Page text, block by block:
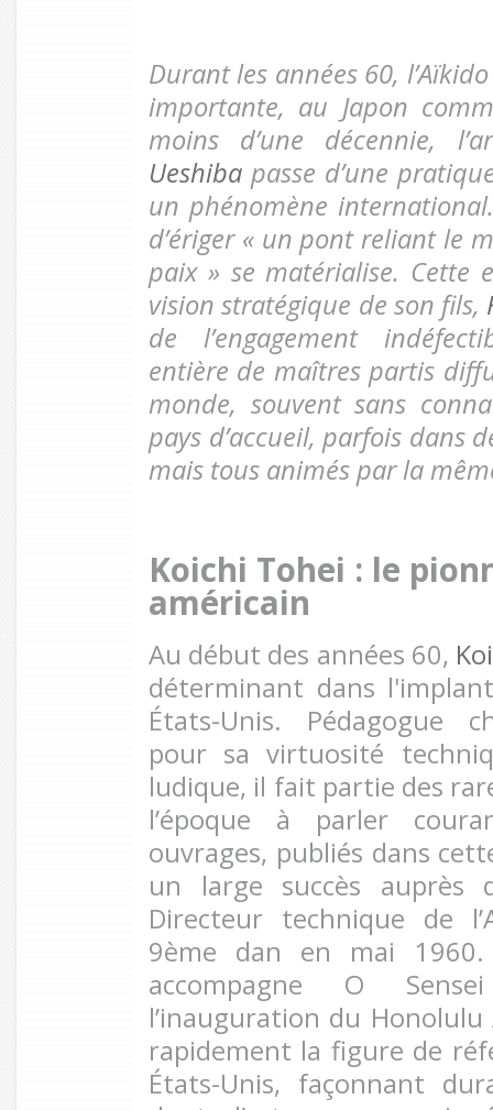
Durant les années 60,
importante, au Japon
moins d’une décennie,
Ueshiba passe d’une
un phénomène
d’ériger « un pont reliant le
paix » se matérialise. Cette
vision stratégique de son fils,
de l’engagement
entière de maîtres partis
monde, souvent sans
pays d’accueil, parfois dans
mais tous animés par la
Koichi Tohei : le
américain
Au début des années 60,
déterminant dans
États-Unis. Pédagogue
pour sa virtuosité
ludique, il fait partie des
l’époque à parler
ouvrages, publiés dans
un large succès auprès
Directeur technique de
9ème dan en mai 1960.
accompagne O
l’inauguration du
rapidement la figure de
États-Unis, façonnant